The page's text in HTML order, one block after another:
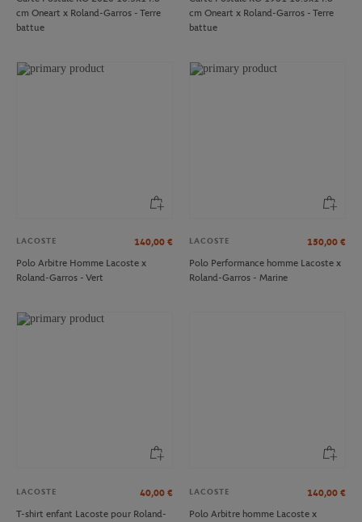
cm Oneart x Roland-Garros - Terre
battue
cm Oneart x Roland-Garros - Terre
battue
LACOSTE 140,00 €
Polo Arbitre Homme Lacoste x
Roland-Garros - Vert
LACOSTE 150,00 €
Polo Performance homme Lacoste x
Roland-Garros - Marine
LACOSTE 40,00 €
T-shirt enfant Lacoste pour Roland-
LACOSTE 140,00 €
Polo Arbitre homme Lacoste x